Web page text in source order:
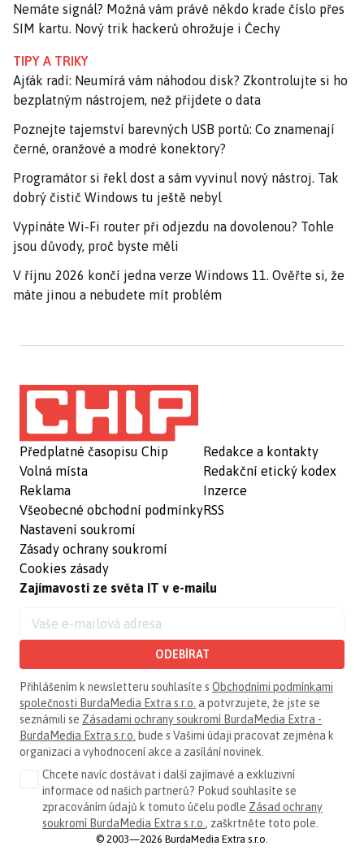
Nemáte signál? Možná vám právě někdo krade číslo přes
SIM kartu. Nový trik hackerů ohrožuje i Čechy
TIPY A TRIKY
Ajťák radí: Neumírá vám náhodou disk? Zkontrolujte si ho
bezplatným nástrojem, než přijdete o data
Poznejte tajemství barevných USB portů: Co znamenají
černé, oranžové a modré konektory?
Programátor si řekl dost a sám vyvinul nový nástroj. Tak
dobrý čistič Windows tu ještě nebyl
Vypínáte Wi-Fi router při odjezdu na dovolenou? Tohle
jsou důvody, proč byste měli
V říjnu 2026 končí jedna verze Windows 11. Ověřte si, že
máte jinou a nebudete mít problém
Předplatné časopisu Chip
Volná místa
Reklama
Všeobecné obchodní podmínky
Nastavení soukromí
Zásady ochrany soukromí
Cookies zásady
Redakce a kontakty
Redakční etický kodex
Inzerce
RSS
Zajímavosti ze světa IT v e-mailu
ODEBÍRAT
Přihlášením k newsletteru souhlasíte s Obchodními podmínkami
společnosti BurdaMedia Extra s.r.o. a potvrzujete, že jste se
seznámili se Zásadami ochrany soukromí BurdaMedia Extra -
BurdaMedia Extra s.r.o. bude s Vašimi údaji pracovat zejména k
organizaci a vyhodnocení akce a zasílání novinek.
Chcete navíc dostávat i další zajímavé a exkluzivní
informace od našich partnerů? Pokud souhlasíte se
zpracováním údajů k tomuto účelu podle Zásad ochrany
soukromí BurdaMedia Extra s.r.o. , zaškrtněte toto pole.
© 2003—2026 BurdaMedia Extra s.r.o.